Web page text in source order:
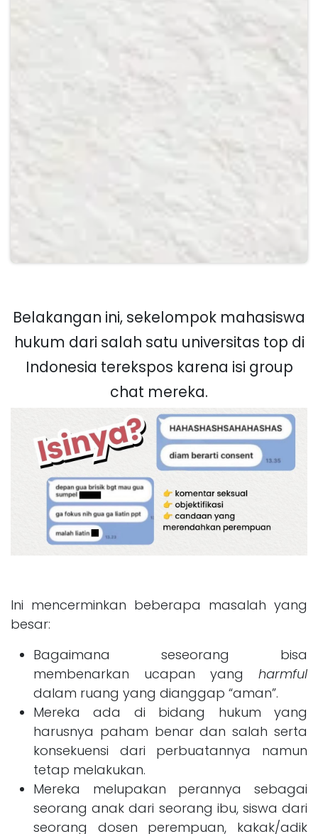
Belakangan ini, sekelompok mahasiswa
hukum dari salah satu universitas top di
Indonesia terekspos karena isi group
chat mereka.
Ini mencerminkan beberapa masalah yang
besar:
Bagaimana seseorang bisa
membenarkan ucapan yang harmful
dalam ruang yang dianggap “aman”.
Mereka ada di bidang hukum yang
harusnya paham benar dan salah serta
konsekuensi dari perbuatannya namun
tetap melakukan.
Mereka melupakan perannya sebagai
seorang anak dari seorang ibu, siswa dari
seorang dosen perempuan, kakak/adik